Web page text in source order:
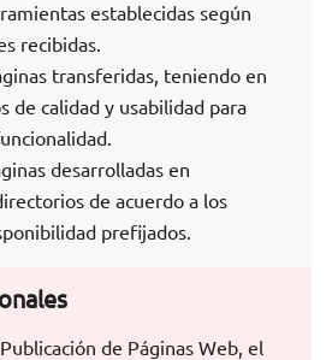
establecidas según
recibidas.
transferidas, teniendo en
de calidad y usabilidad para
desarrolladas en
de acuerdo a los
prefijados.
de Páginas Web, el